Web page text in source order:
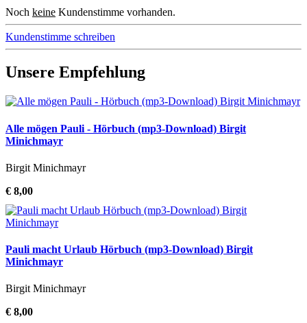
Noch keine Kundenstimme vorhanden.
Kundenstimme schreiben
Unsere Empfehlung
Alle mögen Pauli - Hörbuch (mp3-Download) Birgit
Minichmayr
Birgit Minichmayr
€ 8,00
Pauli macht Urlaub Hörbuch (mp3-Download) Birgit
Minichmayr
Birgit Minichmayr
€ 8,00